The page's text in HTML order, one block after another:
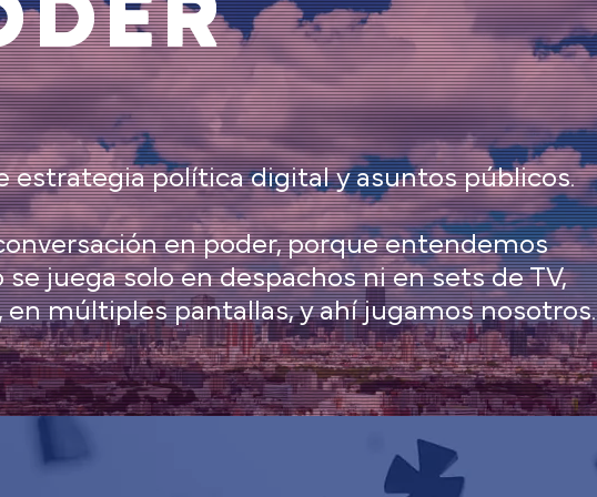
estrategia política digital y asuntos públicos.
en poder, porque entendemos
juega solo en despachos ni en sets de TV,
múltiples pantallas, y ahí jugamos nosotros.​​​​​​